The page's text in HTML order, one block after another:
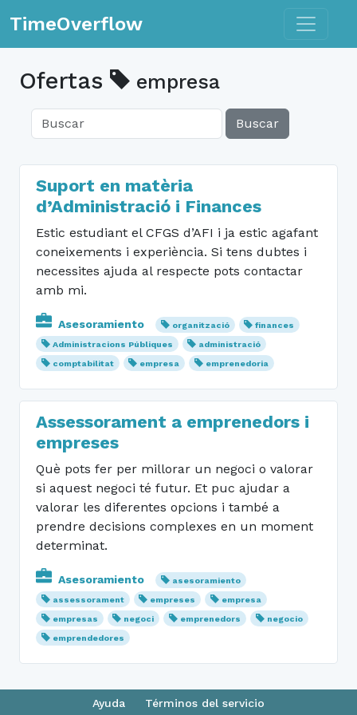
TimeOverflow Toggle
Ofertas empresa
Buscar
Suport en matèria
d’Administració i Finances
Estic estudiant el CFGS d’AFI i ja estic agafant
coneixements i experiència. Si tens dubtes i
necessites ajuda al respecte pots contactar
amb mi.
Asesoramiento organització
finances
Administracions Públiques
administració
comptabilitat
empresa emprenedoria
Assessorament a emprenedors i
empreses
Què pots fer per millorar un negoci o valorar
si aquest negoci té futur. Et puc ajudar a
valorar les diferentes opcions i també a
prendre decisions complexes en un moment
determinat.
Asesoramiento
asesoramiento
assessorament
empreses
empresa
empresas
negoci emprenedors
negocio
emprendedores
Ayuda Términos del servicio